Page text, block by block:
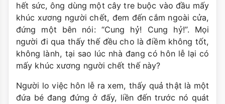
hết sức, ông dùng một cây tre buộc vào đầu mấy
khúc xương người chết, đem đến cắm ngoài cửa,
đứng một bên nói: “Cung hỷ! Cung hỷ!”. Mọi
người đi qua thấy thế đều cho là điềm không tốt,
không lành, tại sao lúc nhà đang có hôn lễ lại có
mấy khúc xương người chết thế này?
Người lo việc hôn lễ ra xem, thấy quả thật là một
đứa bé đang đứng ở đấy, liền đến trước nó quát